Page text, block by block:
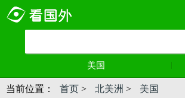
美国
当前位置： 首页 > 北美洲 > 美国